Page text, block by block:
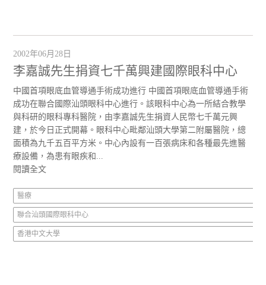
2002年06月28日
李嘉誠先生捐資七千萬興建國際眼科中心
中國首項眼底血管導通手術成功進行 中國首項眼底血管導通手術
成功在聯合國際汕頭眼科中心進行。該眼科中心為一所結合教學
與科研的眼科專科醫院，由李嘉誠先生捐資人民幣七千萬元興
建，於今日正式開幕。眼科中心毗鄰汕頭大學第二附屬醫院，總
面積為九千五百平方米。中心內設有一百張病床和各種最先進醫
療設備，為患有眼疾和...
閱讀全文
醫療
聯合汕頭國際眼科中心
香港中文大學